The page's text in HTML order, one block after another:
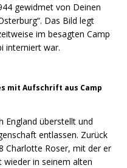
gewidmet von Deinen
Das Bild legt
im besagten Camp
interniert war.
mit Aufschrift aus Camp
England überstellt und
entlassen. Zurück
Charlotte Roser, mit der er
wieder in seinem alten